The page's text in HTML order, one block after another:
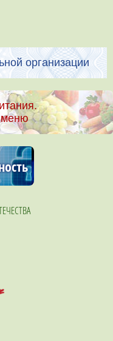
организации